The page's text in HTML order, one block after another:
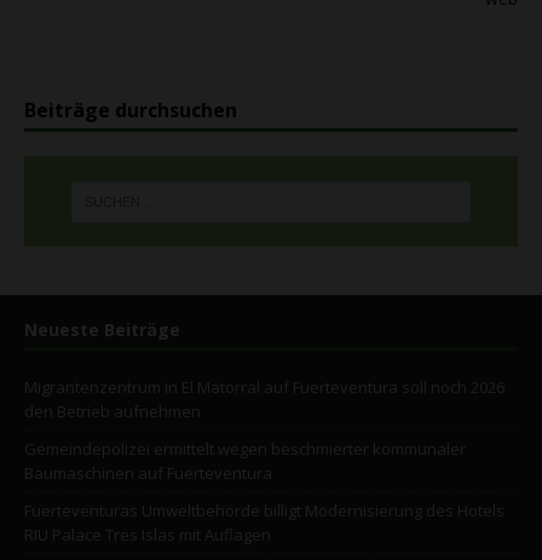
Beiträge durchsuchen
Neueste Beiträge
Migrantenzentrum in El Matorral auf Fuerteventura soll noch 2026
den Betrieb aufnehmen
Gemeindepolizei ermittelt wegen beschmierter kommunaler
Baumaschinen auf Fuerteventura
Fuerteventuras Umweltbehörde billigt Modernisierung des Hotels
RIU Palace Tres Islas mit Auflagen